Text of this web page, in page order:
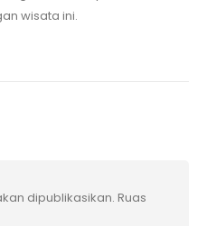
wisata ini.
dipublikasikan. Ruas